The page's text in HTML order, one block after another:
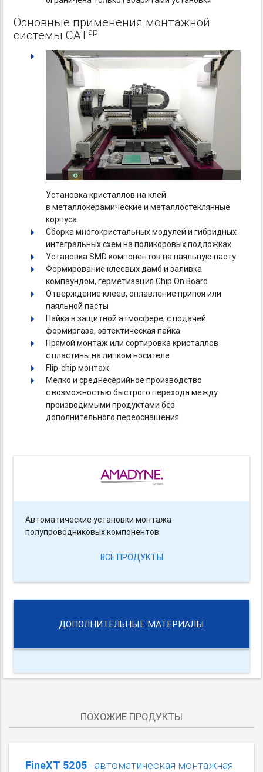
Основные применения монтажной
системы CATap
Установка кристаллов на клей
в металлокерамические и металлостеклянные
корпуса
Сборка многокристальных модулей и гибридных
интегральных схем на поликоровых подложках
Установка SMD компонентов на паяльную пасту
Формирование клеевых дамб и заливка
компаундом, герметизация Chip On Board
Отверждение клеев, оплавление припоя или
паяльной пасты
Пайка в защитной атмосфере, с подачей
формиргаза, эвтектическая пайка
Прямой монтаж или сортировка кристаллов
с пластины на липком носителе
Flip-chip монтаж
Мелко и среднесерийное производство
c возможностью быстрого перехода между
производимыми продуктами без
дополнительного переоснащения
Автоматические установки монтажа
полупроводниковых компонентов
ВСЕ ПРОДУКТЫ
ДОПОЛНИТЕЛЬНЫЕ МАТЕРИАЛЫ
ПОХОЖИЕ ПРОДУКТЫ
FineXT 5205- автоматическая монтажная